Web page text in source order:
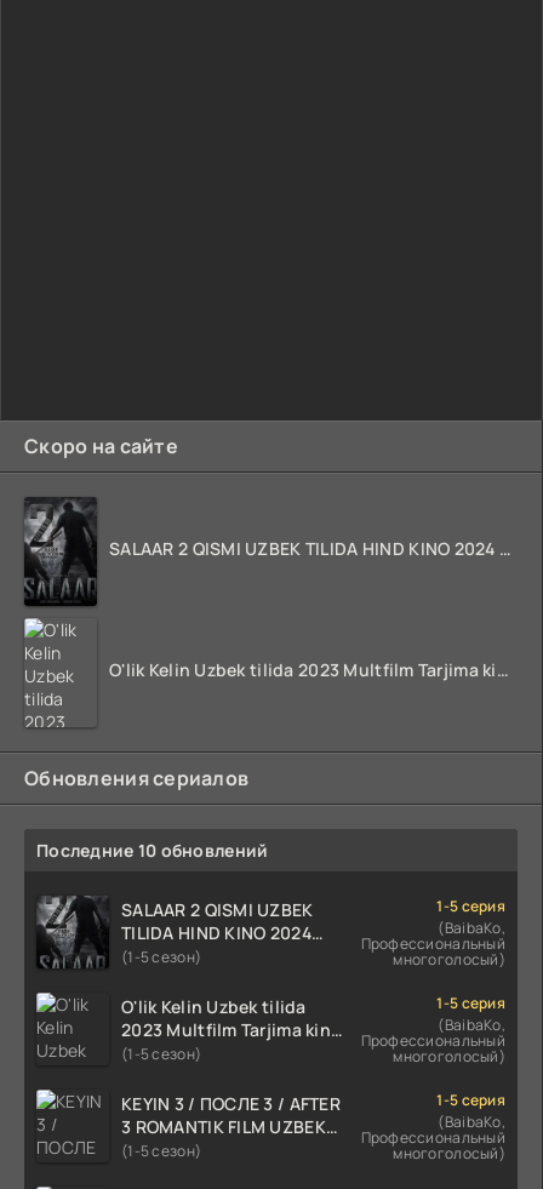
Скоро на сайте
SALAAR 2 QISMI UZBEK TILIDA HIND KINO 2024 TARJIMA 720p HD Skachat
O'lik Kelin Uzbek tilida 2023 Multfilm Tarjima kino skachat
Обновления сериалов
Последние 10 обновлений
SALAAR 2 QISMI UZBEK
TILIDA HIND KINO 2024
TARJIMA 720p HD Skachat
(1-5 сезон)
1-5 серия
(BaibaKo,
Профессиональный
многоголосый)
O'lik Kelin Uzbek tilida
2023 Multfilm Tarjima kino
skachat
(1-5 сезон)
1-5 серия
(BaibaKo,
Профессиональный
многоголосый)
KEYIN 3 / ПОСЛЕ 3 / AFTER
3 ROMANTIK FILM UZBEK
TILIDA 2021 TARJIMA FILM
(1-5 сезон)
1-5 серия
(BaibaKo,
Профессиональный
многоголосый)